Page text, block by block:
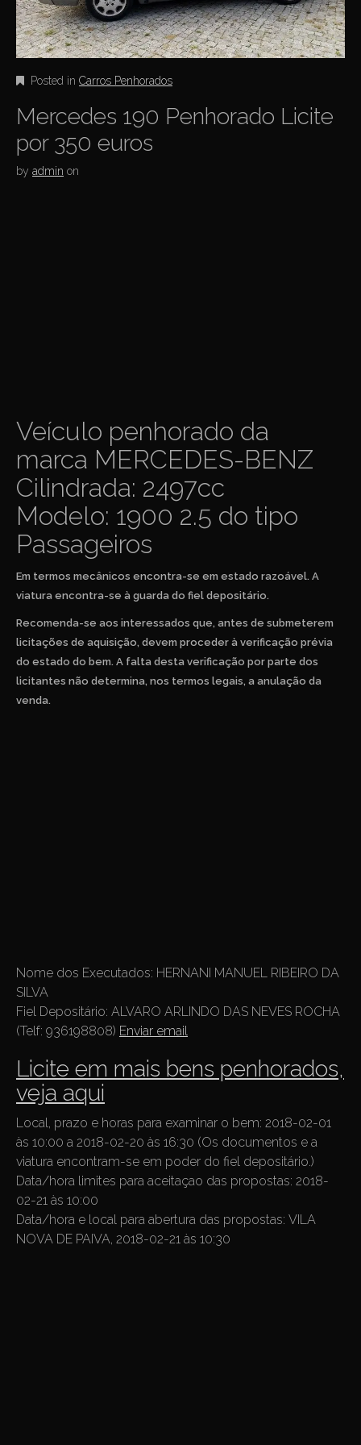
Posted in Carros Penhorados
Mercedes 190 Penhorado Licite
por 350 euros
by admin on
Veículo penhorado da
marca MERCEDES-BENZ
Cilindrada: 2497cc
Modelo: 1900 2.5 do tipo
Passageiros
Em termos mecânicos encontra-se em estado razoável. A
viatura encontra-se à guarda do fiel depositário.
Recomenda-se aos interessados que, antes de submeterem
licitações de aquisição, devem proceder à verificação prévia
do estado do bem. A falta desta verificação por parte dos
licitantes não determina, nos termos legais, a anulação da
venda.
Nome dos Executados: HERNANI MANUEL RIBEIRO DA
SILVA
Fiel Depositário: ALVARO ARLINDO DAS NEVES ROCHA
(Telf: 936198808) Enviar email
Licite em mais bens penhorados,
veja aqui
Local, prazo e horas para examinar o bem: 2018-02-01
às 10:00 a 2018-02-20 às 16:30 (Os documentos e a
viatura encontram-se em poder do fiel depositário.)
Data/hora limites para aceitaçao das propostas: 2018-
02-21 às 10:00
Data/hora e local para abertura das propostas: VILA
NOVA DE PAIVA, 2018-02-21 às 10:30